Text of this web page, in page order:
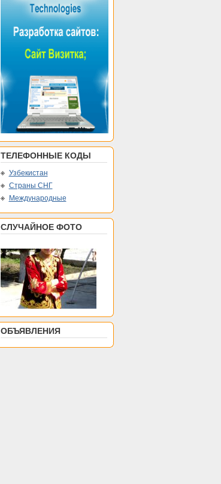
ТЕЛЕФОННЫЕ КОДЫ
Узбекистан
Страны СНГ
Международные
СЛУЧАЙНОЕ ФОТО
ОБЪЯВЛЕНИЯ